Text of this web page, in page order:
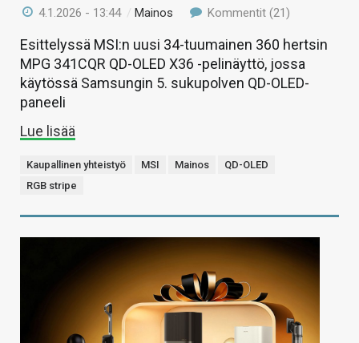
4.1.2026 - 13:44 / Mainos Kommentit (21)
Esittelyssä MSI:n uusi 34-tuumainen 360 hertsin
MPG 341CQR QD-OLED X36 -pelinäyttö, jossa
käytössä Samsungin 5. sukupolven QD-OLED-
paneeli
Lue lisää
Kaupallinen yhteistyö MSI Mainos
QD-OLED
RGB stripe